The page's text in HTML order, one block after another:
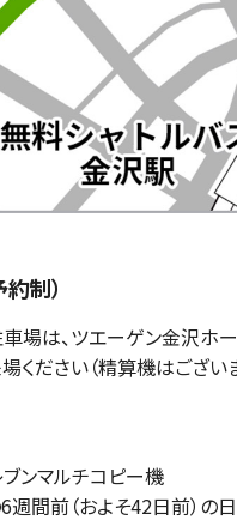
制）
場は、ツエーゲン金沢ホ
ださい（精算機はござい
ブンマルチコピー機
週間前（およそ42日前）の